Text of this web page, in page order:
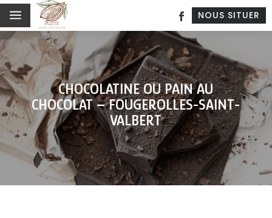
a NOUS SITUER
CHOCOLATINE OU PAIN AU
CHOCOLAT – FOUGEROLLES-SAINT-
VALBERT